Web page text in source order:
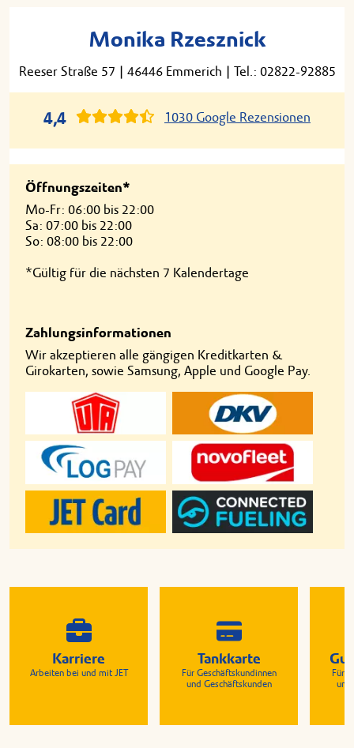
Monika Rzesznick
Reeser Straße 57 | 46446 Emmerich | Tel.: 02822-92885
4,4 1030 Google Rezensionen
Öffnungszeiten*
Mo-Fr: 06:00 bis 22:00
Sa: 07:00 bis 22:00
So: 08:00 bis 22:00
*Gültig für die nächsten 7 Kalendertage
Zahlungsinformationen
Wir akzeptieren alle gängigen Kreditkarten &
Girokarten, sowie Samsung, Apple und Google Pay.
Karriere
Arbeiten bei und mit JET
Tankkarte
Für Geschäftskundinnen
und Geschäftskunden
Für
und